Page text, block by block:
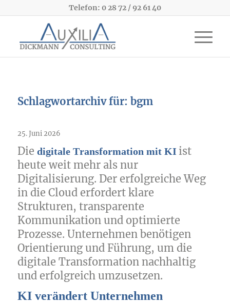
Telefon: 0 28 72 / 92 61 40
Schlagwortarchiv für: bgm
25. Juni 2026
Die digitale Transformation mit KI ist
heute weit mehr als nur
Digitalisierung. Der erfolgreiche Weg
in die Cloud erfordert klare
Strukturen, transparente
Kommunikation und optimierte
Prozesse. Unternehmen benötigen
Orientierung und Führung, um die
digitale Transformation nachhaltig
und erfolgreich umzusetzen.
KI verändert Unternehmen